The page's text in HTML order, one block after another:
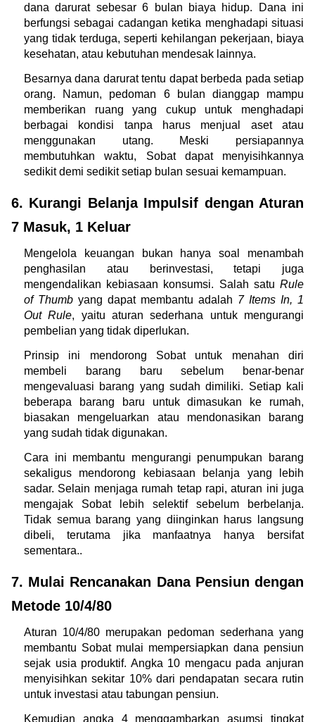
dana darurat sebesar 6 bulan biaya hidup. Dana ini
berfungsi sebagai cadangan ketika menghadapi situasi
yang tidak terduga, seperti kehilangan pekerjaan, biaya
kesehatan, atau kebutuhan mendesak lainnya.
Besarnya dana darurat tentu dapat berbeda pada setiap
orang. Namun, pedoman 6 bulan dianggap mampu
memberikan ruang yang cukup untuk menghadapi
berbagai kondisi tanpa harus menjual aset atau
menggunakan utang. Meski persiapannya
membutuhkan waktu, Sobat dapat menyisihkannya
sedikit demi sedikit setiap bulan sesuai kemampuan.
6. Kurangi Belanja Impulsif dengan Aturan
7 Masuk, 1 Keluar
Mengelola keuangan bukan hanya soal menambah
penghasilan atau berinvestasi, tetapi juga
mengendalikan kebiasaan konsumsi. Salah satu Rule
of Thumb yang dapat membantu adalah 7 Items In, 1
Out Rule, yaitu aturan sederhana untuk mengurangi
pembelian yang tidak diperlukan.
Prinsip ini mendorong Sobat untuk menahan diri
membeli barang baru sebelum benar-benar
mengevaluasi barang yang sudah dimiliki. Setiap kali
beberapa barang baru untuk dimasukan ke rumah,
biasakan mengeluarkan atau mendonasikan barang
yang sudah tidak digunakan.
Cara ini membantu mengurangi penumpukan barang
sekaligus mendorong kebiasaan belanja yang lebih
sadar. Selain menjaga rumah tetap rapi, aturan ini juga
mengajak Sobat lebih selektif sebelum berbelanja.
Tidak semua barang yang diinginkan harus langsung
dibeli, terutama jika manfaatnya hanya bersifat
sementara..
7. Mulai Rencanakan Dana Pensiun dengan
Metode 10/4/80
Aturan 10/4/80 merupakan pedoman sederhana yang
membantu Sobat mulai mempersiapkan dana pensiun
sejak usia produktif. Angka 10 mengacu pada anjuran
menyisihkan sekitar 10% dari pendapatan secara rutin
untuk investasi atau tabungan pensiun.
Kemudian angka 4 menggambarkan asumsi tingkat